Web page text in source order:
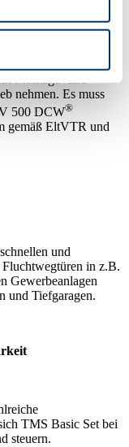
Montage- und
nehmen. Es muss
500 DCW®
gemäß EltVTR und
und
Fluchtwegtüren in z.B.
Gewerbeanlagen
und Tiefgaragen.
TMS Basic Set bei
steuern.